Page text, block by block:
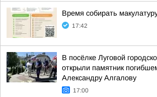
Время собирать
17:42
В посёлке Луговой
открыли памятник
Александру Алгалову
17:00